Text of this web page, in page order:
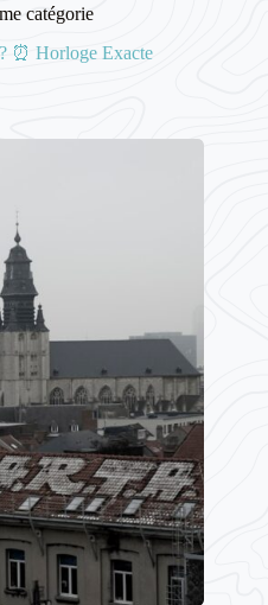
catégorie
⏰ Horloge Exacte